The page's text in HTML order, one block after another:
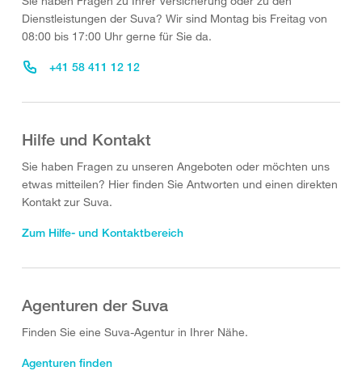
Dienstleistungen der Suva? Wir sind Montag bis Freitag von
08:00 bis 17:00 Uhr gerne für Sie da.
+41 58 411 12 12
Hilfe und Kontakt
Sie haben Fragen zu unseren Angeboten oder möchten uns
etwas mitteilen? Hier finden Sie Antworten und einen direkten
Kontakt zur Suva.
Zum Hilfe- und Kontaktbereich
Agenturen der Suva
Finden Sie eine Suva-Agentur in Ihrer Nähe.
Agenturen finden